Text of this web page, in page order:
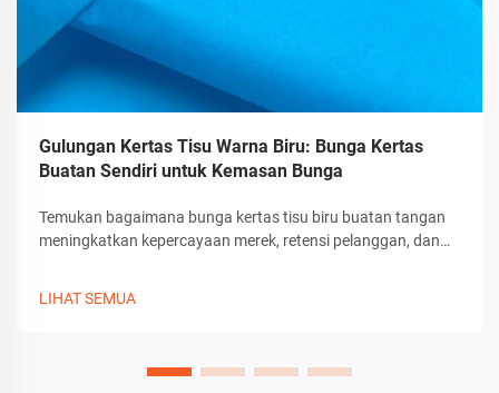
Gulungan Kertas Tisu Warna Biru: Bunga Kertas
Buatan Sendiri untuk Kemasan Bunga
Temukan bagaimana bunga kertas tisu biru buatan tangan
meningkatkan kepercayaan merek, retensi pelanggan, dan
LIHAT SEMUA